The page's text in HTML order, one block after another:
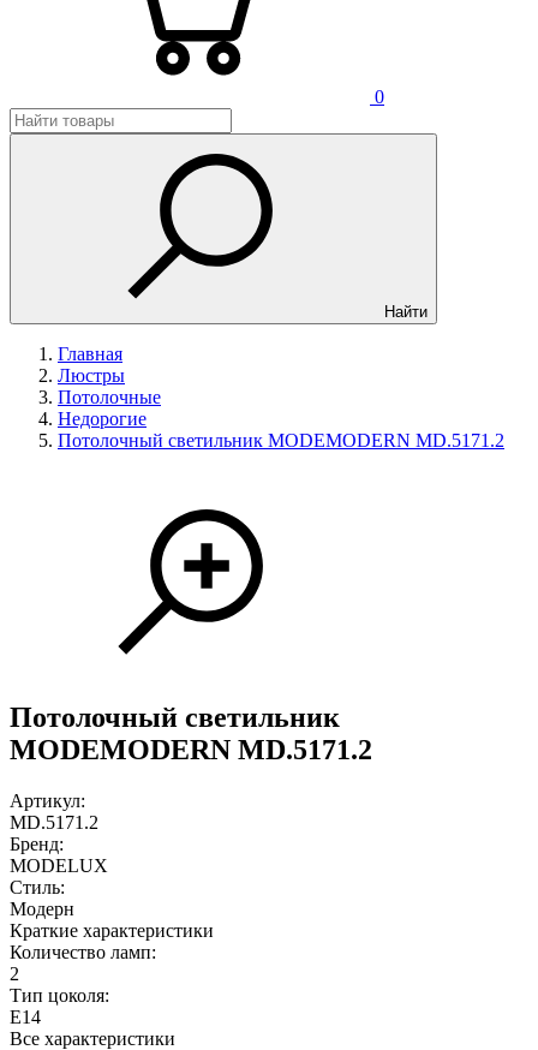
0
Найти
Главная
Люстры
Потолочные
Недорогие
Потолочный светильник MODEMODERN MD.5171.2
Потолочный светильник
MODEMODERN MD.5171.2
Артикул:
MD.5171.2
Бренд:
MODELUX
Стиль:
Модерн
Краткие характеристики
Количество ламп:
2
Тип цоколя:
E14
Все характеристики